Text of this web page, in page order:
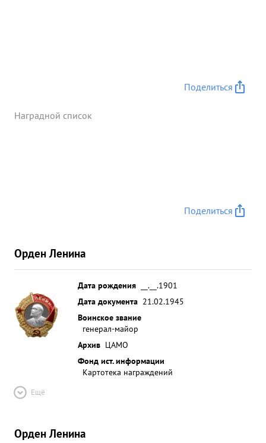
Поделиться
Наградной список
Поделиться
Орден Ленина
Дата рождения
__.__.1901
Дата документа 21.02.1945
Воинское звание
генерал-майор
Архив ЦАМО
Фонд ист. информации
Картотека награждений
Ещё
Орден Ленина